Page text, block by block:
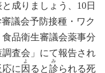
成りましょう
10日
議会予防接種 ・ ワク
食品衛生審議会薬事分
調査会 」にて報告され
に 因
よ
ると診
み
られる死